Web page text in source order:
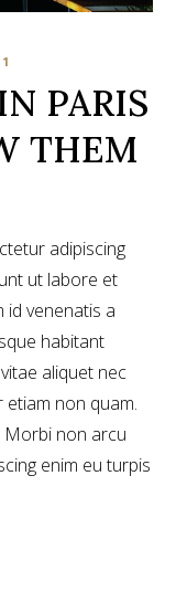
PARIS
THEM
adipiscing
ut labore et
id venenatis a
habitant
aliquet nec
etiam non quam.
Morbi non arcu
enim eu turpis